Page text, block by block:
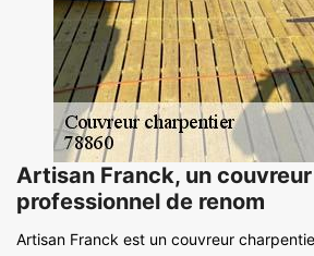
Artisan Franck, un
professionnel de renom
Artisan Franck est un couvreur